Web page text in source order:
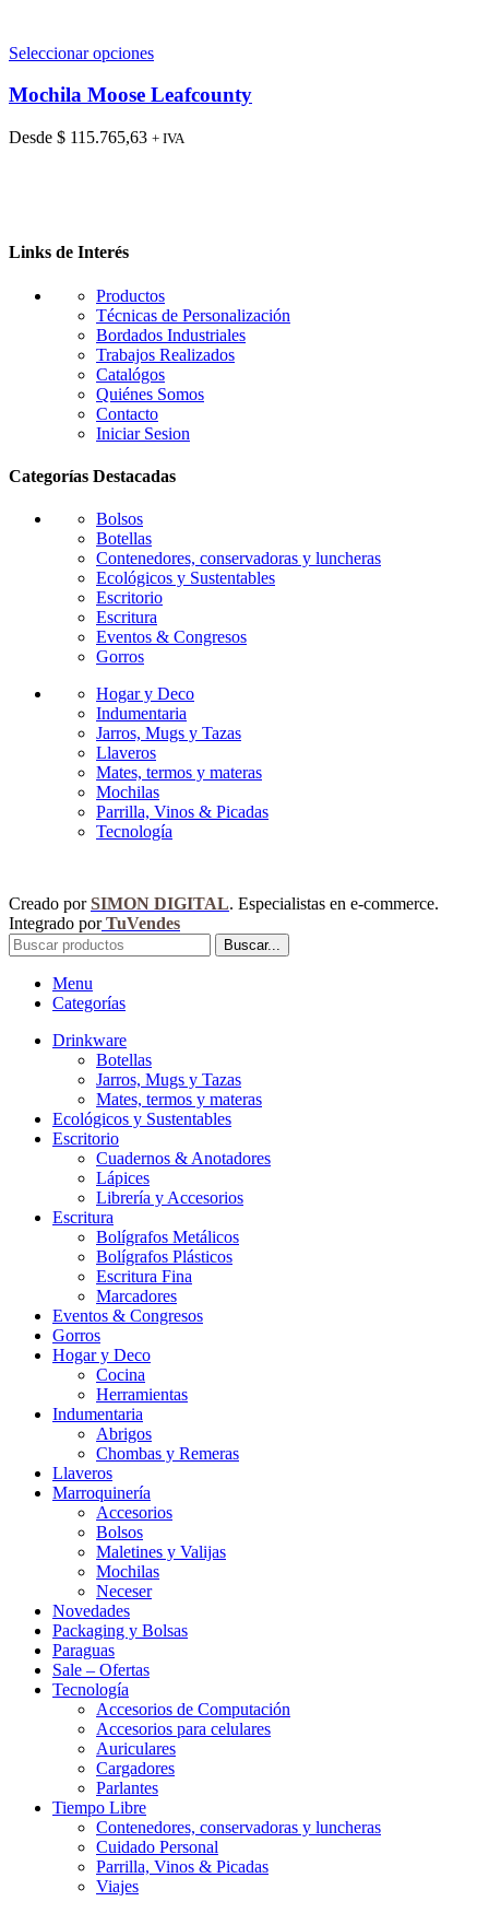
Seleccionar opcionesEste
tiene
variantes.
de
producto
Mochila Moose Leafcounty
Desde $ 115.765,63 + IVA
Links de Interés
Productos
Técnicas de Personalización
Bordados Industriales
Trabajos Realizados
Catalógos
Quiénes Somos
Contacto
Iniciar Sesion
Categorías Destacadas
Bolsos
Botellas
Contenedores, conservadoras y luncheras
Ecológicos y Sustentables
Escritorio
Escritura
Eventos & Congresos
Gorros
Hogar y Deco
Indumentaria
Jarros, Mugs y Tazas
Llaveros
Mates, termos y materas
Mochilas
Parrilla, Vinos & Picadas
Tecnología
Creado porSIMON DIGITAL. Especialistas en e-commerce.
Integrado porTuVendes
Buscar...
Menu
Categorías
Drinkware
Botellas
Jarros, Mugs y Tazas
Mates, termos y materas
Ecológicos y Sustentables
Escritorio
Cuadernos & Anotadores
Lápices
Librería y Accesorios
Escritura
Bolígrafos Metálicos
Bolígrafos Plásticos
Escritura Fina
Marcadores
Eventos & Congresos
Gorros
Hogar y Deco
Cocina
Herramientas
Indumentaria
Abrigos
Chombas y Remeras
Llaveros
Marroquinería
Accesorios
Bolsos
Maletines y Valijas
Mochilas
Neceser
Novedades
Packaging y Bolsas
Paraguas
Sale – Ofertas
Tecnología
Accesorios de Computación
Accesorios para celulares
Auriculares
Cargadores
Parlantes
Tiempo Libre
Contenedores, conservadoras y luncheras
Cuidado Personal
Parrilla, Vinos & Picadas
Viajes